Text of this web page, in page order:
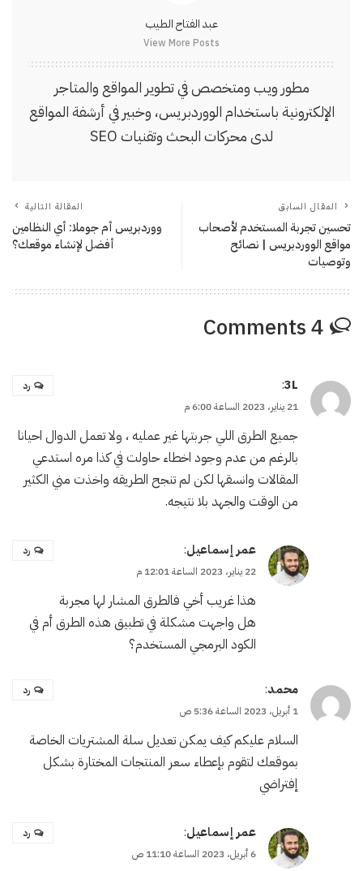
عبد الفتاح الطيب
View More Posts
مطور ويب ومتخصص في تطوير المواقع والمتاجر
الإلكترونية باستخدام الووردبريس، وخبير في أرشفة المواقع
لدى محركات البحث وتقنيات SEO
المقال السابق
تحسين تجربة المستخدم لأصحاب
مواقع الووردبريس | نصائح
وتوصيات
المقالة التالية
ووردبريس أم جوملا: أي النظامين
أفضل لإنشاء موقعك؟
4 Comments
3L
:
21 يناير، 2023 الساعة 6:00 م
جميع الطرق اللي جربتها غير عمليه ، ولا تعمل الدوال احيانا
بالرغم من عدم وجود اخطاء حاولت في كذا مره استدعي
المقالات وانسقها لكن لم تنجح الطريقه واخذت مني الكثير
من الوقت والجهد بلا نتيجه.
رد
عمر إسماعيل:
22 يناير، 2023 الساعة 12:01 م
هذا غريب أخي فالطرق المشار لها مجربة
هل واجهت مشكلة في تطبيق هذه الطرق أم في
الكود البرمجي المستخدم؟
رد
محمد:
1 أبريل، 2023 الساعة 5:36 ص
السلام عليكم كيف يمكن تعديل سلة المشتريات الخاصة
بموقعك لتقوم بإعطاء سعر المنتجات المختارة بشكل
إفتراضي
رد
عمر إسماعيل:
6 أبريل، 2023 الساعة 11:10 ص
رد